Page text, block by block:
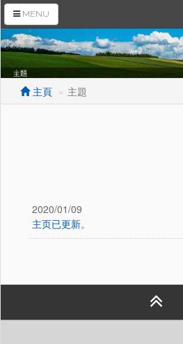
主題
拠点情報
外部連結
MENU
主頁 主題
2020/01/09
主页已更新。